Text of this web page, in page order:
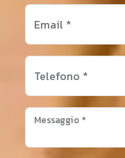
Email *
Telefono *
Messaggio*